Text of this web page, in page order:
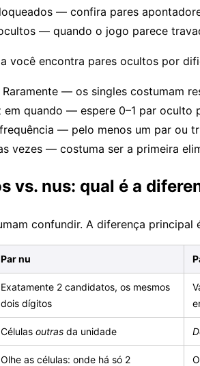
— confira pares
— quando o jogo parece
você encontra pares ocultos por
Raramente — os singles costumam
em quando — espere 0–1 par oculto
— pelo menos um par ou
vezes — costuma ser a primeira
vs. nus: qual é a
confundir. A diferença principal
Par nu
Exatamente 2 candidatos, os mesmos
dois dígitos
Células outras da unidade
Olhe as células: onde há só 2